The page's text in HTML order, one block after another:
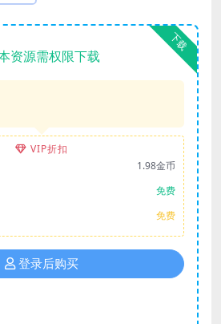
下载
资源需权限下载
VIP折扣
1.98金币
免费
免费
登录后购买